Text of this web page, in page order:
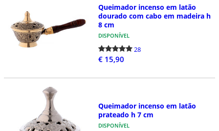
Queimador incenso em latão
dourado com cabo em madeira h
8 cm
DISPONÍVEL
28
€ 15,90
Queimador incenso em latão
prateado h 7 cm
DISPONÍVEL